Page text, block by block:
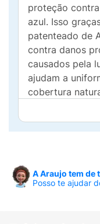
proteção
azul. Isso
patenteado de
contra danos
causados pela
ajudam a
cobertura
Quais os
Com Cor
Textura ultra
Acabamento
A Araujo tem de
Posso te ajudar